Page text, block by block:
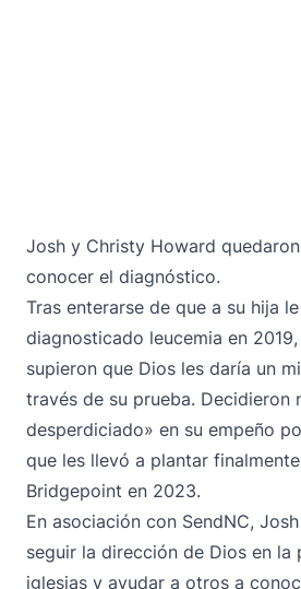
Josh y Christy Howard
conocer el diagnóstico.
Tras enterarse de que a su hija
diagnosticado leucemia en
supieron que Dios les daría un
través de su prueba. Decidieron
desperdiciado» en su empeño
que les llevó a plantar
Bridgepoint en 2023.
En asociación con SendNC,
seguir la dirección de Dios en la
iglesias y ayudar a otros a